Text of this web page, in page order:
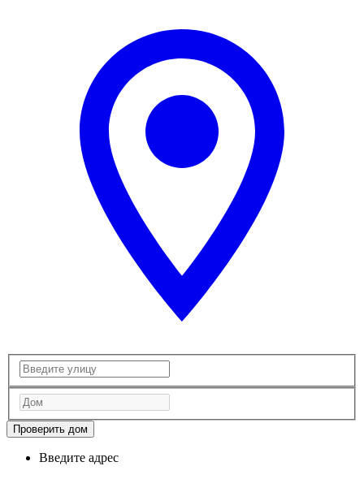
Проверить дом
Введите адрес